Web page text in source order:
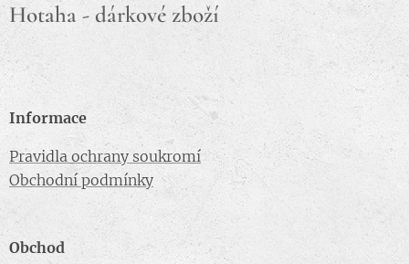
Hotaha - dárkové zboží
Informace
Pravidla ochrany soukromí
Obchodní podmínky
Obchod